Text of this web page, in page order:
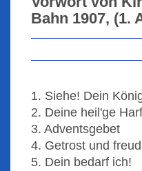
Bahn 1907, (1.
1. Siehe! Dein
2. Deine heil'ge
3. Adventsgebet
4. Getrost und
5. Dein bedarf ich!